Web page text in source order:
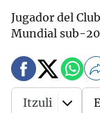
Jugador del
Mundial sub-20
Itzuli